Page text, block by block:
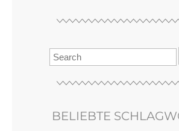
BELIEBTE